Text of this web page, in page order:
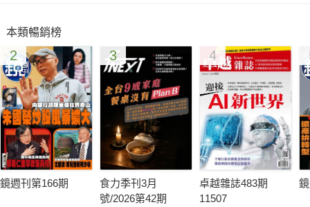
本類暢銷榜
2
鏡週刊第166期
3
食力季刊3月
號/2026第42期
4
卓越雜誌483期
11507